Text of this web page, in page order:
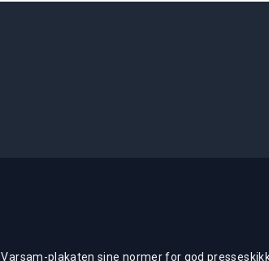
plakaten sine normer for god